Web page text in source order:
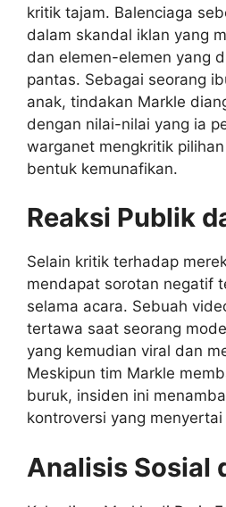
kritik tajam. Balenciaga
dalam skandal iklan yang
dan elemen-elemen yang
pantas. Sebagai seorang
anak, tindakan Markle
dengan nilai-nilai yang ia
warganet mengkritik
bentuk kemunafikan.
Reaksi Publik
Selain kritik terhadap
mendapat sorotan negatif
selama acara. Sebuah
tertawa saat seorang
yang kemudian viral dan
Meskipun tim Markle
buruk, insiden ini
kontroversi yang
Analisis Sosial